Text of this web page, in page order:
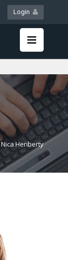
LiveChat
Nica Heriberty